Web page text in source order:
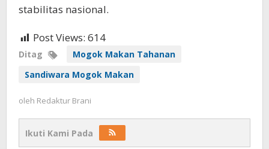
stabilitas nasional.
Post Views: 614
Ditag
Mogok Makan Tahanan
Sandiwara Mogok Makan
oleh Redaktur Brani
Ikuti Kami Pada